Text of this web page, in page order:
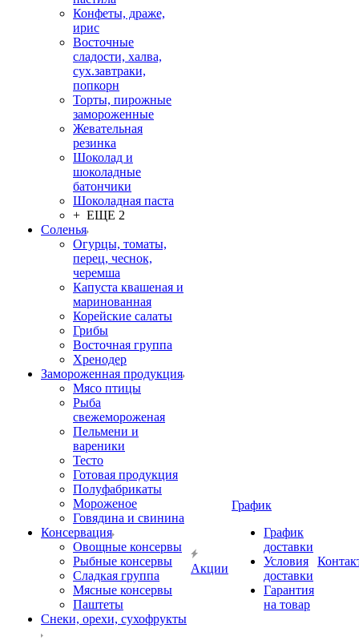
Конфеты, драже,
ирис
Восточные
сладости, халва,
сух.завтраки,
попкорн
Торты, пирожные
замороженные
Жевательная
резинка
Шоколад и
шоколадные
батончики
Шоколадная паста
+ ЕЩЕ 2
Соленья
Огурцы, томаты,
перец, чеснок,
черемша
Капуста квашеная и
маринованная
Корейские салаты
Грибы
Восточная группа
Хренодер
Замороженная продукция
Мясо птицы
Рыба
свежемороженая
Пельмени и
вареники
Тесто
Готовая продукция
Полуфабрикаты
Мороженое
Говядина и свинина
Консервация
Овощные консервы
Рыбные консервы
Сладкая группа
Мясные консервы
Паштеты
Снеки, орехи, сухофрукты
Акции
График
График
доставки
Условия
доставки
Гарантия
на товар